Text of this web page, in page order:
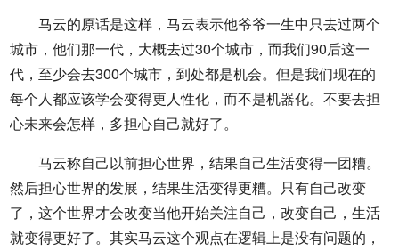
马云的原话是这样，马云表示他爷爷一生中只去过两个
城市，他们那一代，大概去过30个城市，而我们90后这一
代，至少会去300个城市，到处都是机会。但是我们现在的
每个人都应该学会变得更人性化，而不是机器化。不要去担
心未来会怎样，多担心自己就好了。
马云称自己以前担心世界，结果自己生活变得一团糟。
然后担心世界的发展，结果生活变得更糟。只有自己改变
了，这个世界才会改变当他开始关注自己，改变自己，生活
就变得更好了。其实马云这个观点在逻辑上是没有问题的，